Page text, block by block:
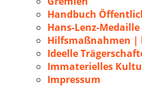
Handbuch
Hans-Lenz-Medaille
Hilfsmaßnahmen |
Ideelle
Immaterielles
Impressum